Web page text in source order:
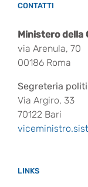
CONTATTI
Ministero della
via Arenula, 70
00186 Roma
Segreteria
Via Argiro, 33
70122 Bari
LINKS